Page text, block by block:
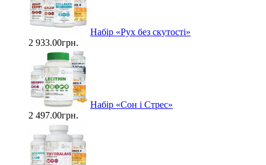
Набір «Рух без скутості»
2 933.00грн.
Набір «Сон і Стрес»
2 497.00грн.